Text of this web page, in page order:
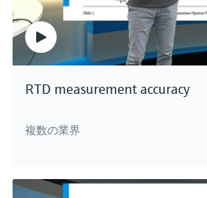
RTD measurement accuracy
複数の業界